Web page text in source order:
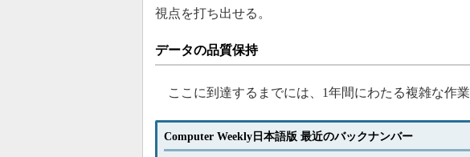
視点を打ち出せる。
データの品質保持
ここに到達するまでには、1年間にわたる複雑な作業
Computer Weekly日本語版 最近のバックナンバー